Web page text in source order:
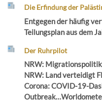
Die Erfindung der
Entgegen der häufig
Teilungsplan aus dem
Der Ruhrpilot
NRW: Migrationspolitik
NRW: Land verteidigt
Corona: COVID-19-